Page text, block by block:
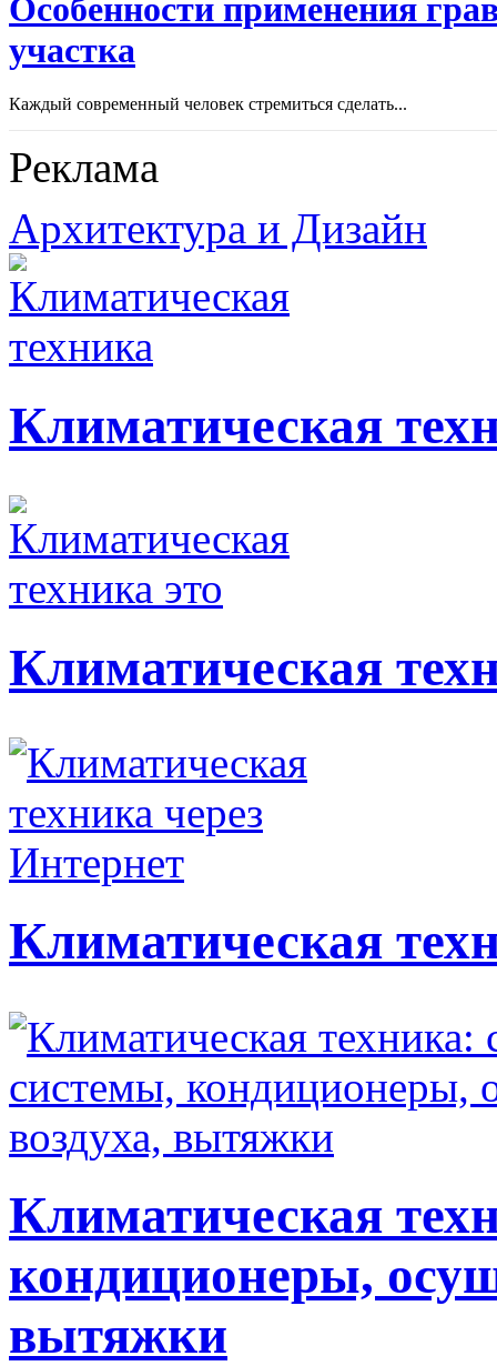
Особенности применения
участка
Каждый современный человек стремиться сделать...
Реклама
Архитектура и Дизайн
Климатическая
Климатическая
Климатическая
Климатическая
кондиционеры,
вытяжки